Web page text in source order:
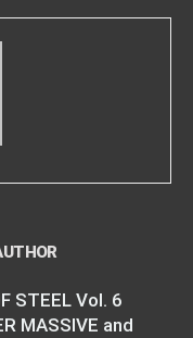
STEEL Vol. 6
MASSIVE and